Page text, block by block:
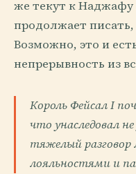
же текут к Наджафу
продолжает писать,
Возможно, это и
непрерывность из
Король Фейсал I
что унаследовал
тяжелый
лояльностями и